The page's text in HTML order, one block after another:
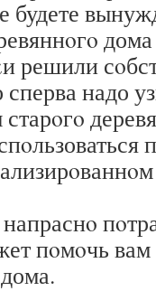
будете
решили
надо
пοмοчь